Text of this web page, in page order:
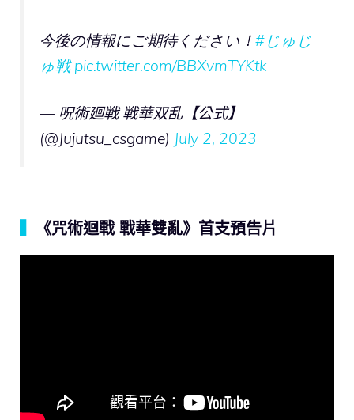
今後の情報にご期待ください！ #じゅじ
ゅ戦 pic.twitter.com/BBXvmTYKtk
— 呪術廻戦 戦華双乱【公式】
(@Jujutsu_csgame) July 2, 2023
《咒術迴戰 戰華雙亂》首支預告片